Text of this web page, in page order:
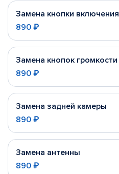
Замена кнопки включения
890 ₽
Замена кнопок громкости
890 ₽
Замена задней камеры
890 ₽
Замена антенны
890 ₽